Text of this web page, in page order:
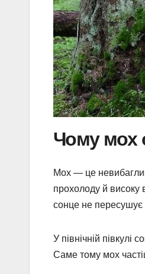
Чому мох
Мох — це
прохолоду й високу
сонце не пересушує
У північній півкулі
Саме тому мох